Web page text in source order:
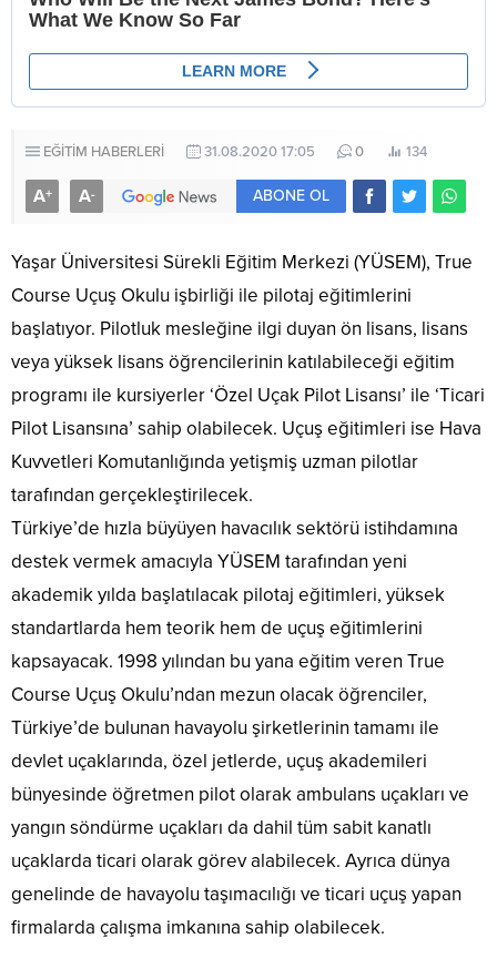
EĞİTİM HABERLERİ 31.08.2020 17:05 0 134
A+ A- ABONE OL
Yaşar Üniversitesi Sürekli Eğitim Merkezi (YÜSEM), True
Course Uçuş Okulu işbirliği ile pilotaj eğitimlerini
başlatıyor. Pilotluk mesleğine ilgi duyan ön lisans, lisans
veya yüksek lisans öğrencilerinin katılabileceği eğitim
programı ile kursiyerler ‘Özel Uçak Pilot Lisansı’ ile ‘Ticari
Pilot Lisansına’ sahip olabilecek. Uçuş eğitimleri ise Hava
Kuvvetleri Komutanlığında yetişmiş uzman pilotlar
tarafından gerçekleştirilecek.
Türkiye’de hızla büyüyen havacılık sektörü istihdamına
destek vermek amacıyla YÜSEM tarafından yeni
akademik yılda başlatılacak pilotaj eğitimleri, yüksek
standartlarda hem teorik hem de uçuş eğitimlerini
kapsayacak. 1998 yılından bu yana eğitim veren True
Course Uçuş Okulu’ndan mezun olacak öğrenciler,
Türkiye’de bulunan havayolu şirketlerinin tamamı ile
devlet uçaklarında, özel jetlerde, uçuş akademileri
bünyesinde öğretmen pilot olarak ambulans uçakları ve
yangın söndürme uçakları da dahil tüm sabit kanatlı
uçaklarda ticari olarak görev alabilecek. Ayrıca dünya
genelinde de havayolu taşımacılığı ve ticari uçuş yapan
firmalarda çalışma imkanına sahip olabilecek.